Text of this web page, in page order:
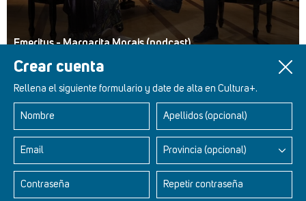
Crear cuenta
Rellena el siguiente formulario y date de alta en Cultura+.
Nombre Apellidos (opcional)
Email Provincia (opcional)
Contraseña Repetir contraseña
Emeritus - Margarita Morais (podcast)
Retablos Renacentistas Este de León